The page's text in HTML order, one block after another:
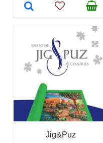
Jig&Puz